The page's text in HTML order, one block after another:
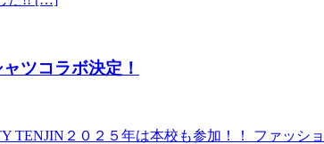
ツコラボ決定！
TENJIN２０２５年は本校も参加！！ ファッシ